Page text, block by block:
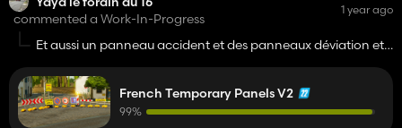
commented a Work-In-Progress
1 year ago
Et aussi un panneau accident et des panneaux déviation et
French Temporary Panels V2
99%